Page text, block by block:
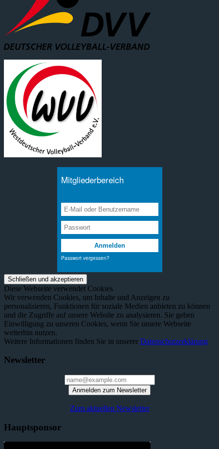
Diese Webseite verwendet Cookies
Wir verwenden Cookies, um Inhalte und Anzeigen zu
personalisieren, Funktionen für soziale Medien anbieten zu können
und die Zugriffe auf unsere Website zu analysieren. Sie geben
Einwilligung zu unseren Cookies, wenn Sie unsere Webseite
weiterhin nutzen.
Weitere Informationen finden Sie in unserer Datenschutzerklärung
Newsletter
Anmelden zum Newsletter
Zum aktuellen Newsletter
Hauptsponsor